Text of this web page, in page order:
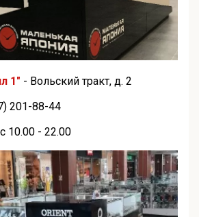
1" - Вольский тракт, д. 2
201-88-44
с 10.00 - 22.00